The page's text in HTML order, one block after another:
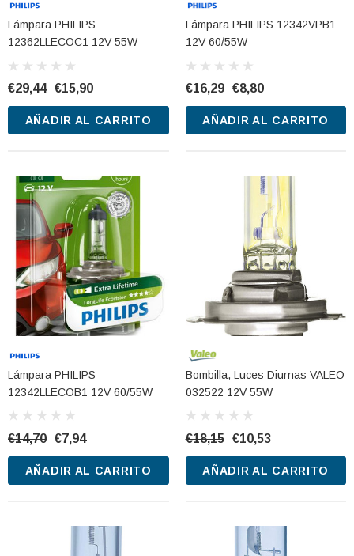
Lámpara PHILIPS
12362LLECOC1 12V 55W
€29,44 €15,90
AÑADIR AL CARRITO
Lámpara PHILIPS 12342VPB1
12V 60/55W
€16,29 €8,80
AÑADIR AL CARRITO
Lámpara PHILIPS
12342LLECOB1 12V 60/55W
€14,70 €7,94
AÑADIR AL CARRITO
Bombilla, Luces Diurnas VALEO
032522 12V 55W
€18,15 €10,53
AÑADIR AL CARRITO